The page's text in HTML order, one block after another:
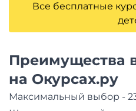
Все бесплатные
Преимущества
на Окурсах.ру
Максимальный выбор -